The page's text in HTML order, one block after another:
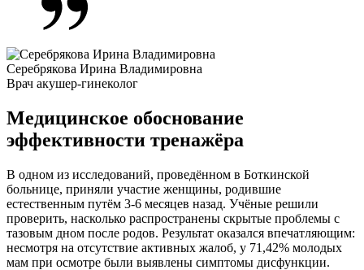
Серебрякова Ирина Владимировна
Врач акушер-гинеколог
Медицинское обоснование
эффективности тренажёра
В одном из исследований, проведённом в Боткинской
больнице, приняли участие женщины, родившие
естественным путём 3-6 месяцев назад. Учёные решили
проверить, насколько распространены скрытые проблемы с
тазовым дном после родов. Результат оказался впечатляющим:
несмотря на отсутствие активных жалоб, у 71,42% молодых
мам при осмотре были выявлены симптомы дисфункции.